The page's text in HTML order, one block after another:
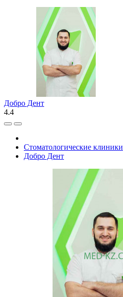
Добро Дент
4.4
Стоматологические клиники
Добро Дент